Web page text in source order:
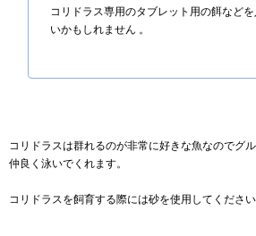
コリドラス専用のタブレット用の餌など
いかもしれません 。
コリドラスは群れるのが非常に好きな魚なのでグ
仲良く泳いでくれます。
コリドラスを飼育する際には砂を使用してください